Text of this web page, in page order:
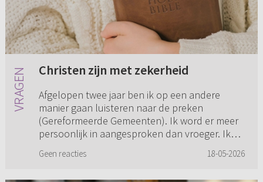
Christen zijn met zekerheid
Afgelopen twee jaar ben ik op een andere
manier gaan luisteren naar de preken
(Gereformeerde Gemeenten). Ik word er meer
persoonlijk in aangesproken dan vroeger. Ik
Geen reacties 18-05-2026